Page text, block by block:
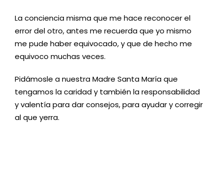
La conciencia misma que me hace reconocer el
error del otro, antes me recuerda que yo mismo
me pude haber equivocado, y que de hecho me
equivoco muchas veces.
Pidámosle a nuestra Madre Santa María que
tengamos la caridad y también la responsabilidad
y valentía para dar consejos, para ayudar y corregir
al que yerra.